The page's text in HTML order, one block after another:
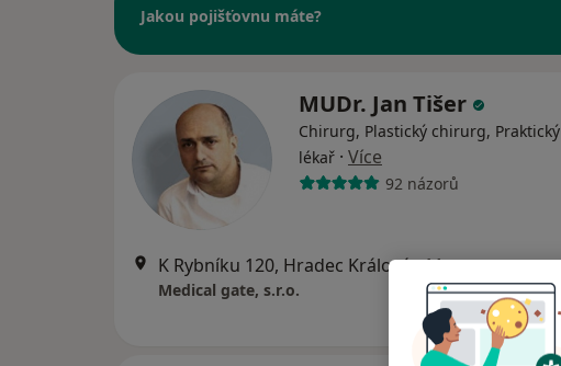
Jakou pojišťovnu máte?
MUDr. Jan Tišer
Chirurg, Plastický chirurg, Praktický
lékař · Více
92 názorů
K Rybníku 120, Hradec Králové•Mapa
Medical gate, s.r.o.